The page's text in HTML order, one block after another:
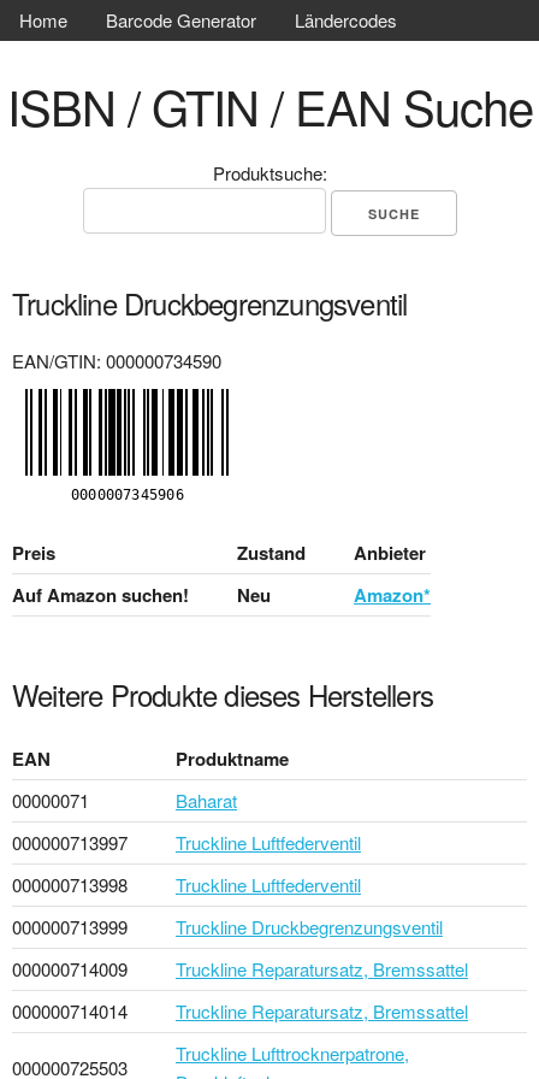
Home Barcode Generator Ländercodes
ISBN / GTIN / EAN Suche
Produktsuche:
Truckline Druckbegrenzungsventil
EAN/GTIN: 000000734590
Preis Zustand
Anbieter
Auf Amazon suchen!
Neu Amazon*
Weitere Produkte dieses Herstellers
EAN Produktname
00000071
Baharat
000000713997
Truckline Luftfederventil
000000713998
Truckline Luftfederventil
000000713999
Truckline Druckbegrenzungsventil
000000714009
Truckline Reparatursatz, Bremssattel
000000714014
Truckline Reparatursatz, Bremssattel
000000725503
Truckline Lufttrocknerpatrone,